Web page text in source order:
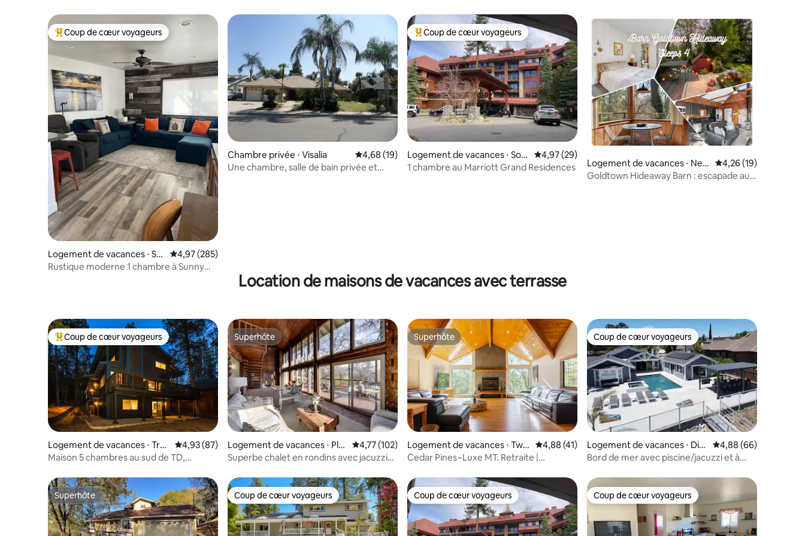
Coups de cœur voyageurs les plus appréciés
Coup de cœur voyageurs
Logement de vacances ⋅ Sa
nta Cruz
Évaluation moyenne sur la base de 285 commentaires : 4,97 sur 5
4,97 (285)
Rustique moderne 1 chambre à Sunny
Chambre privée ⋅ Visalia Évaluation moyenne sur la base de 19 commentaires : 4,68 sur 5
4,68 (19)
Une chambre, salle de bain privée et
Coups de cœur voyageurs les plus appréciés
Coup de cœur voyageurs
Logement de vacances ⋅ Sou
th Lake Tahoe
Évaluation moyenne sur la base de 29 commentaires : 4,97 sur 5
4,97 (29)
1 chambre au Marriott Grand Residences
Logement de vacances ⋅ Nev
ada City
Évaluation moyenne
4,26 (19)
Goldtown Hideaway Barn : escapade au
Location de maisons de vacances avec terrasse
Coups de cœur voyageurs les plus appréciés
Coup de cœur voyageurs
Logement de vacances ⋅ Truc
kee
Évaluation moyenne sur la base de 87 commentaires : 4,93 sur 5
4,93 (87)
Maison 5 chambres au sud de TD,
Superhôte
Superhôte
Logement de vacances ⋅ Pla
cerville
Évaluation moyenne sur la base de 102 commentaires : 4,77 sur 5
4,77 (102)
Superbe chalet en rondins avec jacuzzi
Superhôte
Superhôte
Logement de vacances ⋅ Twai
n Harte
Évaluation moyenne sur la base de 41 commentaires : 4,88 sur 5
4,88 (41)
Cedar Pines~Luxe MT. Retraite |
Coup de cœur voyageurs
Coup de cœur voyageurs
Logement de vacances ⋅ Disc
overy Bay
Évaluation moyenne
4,88 (66)
Bord de mer avec piscine/jacuzzi et à
Superhôte
Superhôte Coup de cœur voyageurs
Coup de cœur voyageurs Coup de cœur voyageurs
Coup de cœur voyageurs Coup de cœur voyageurs
Coup de cœur voyageurs